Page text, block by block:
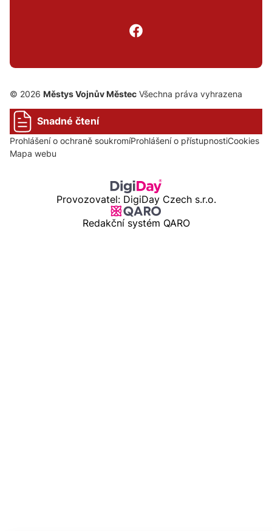
© 2026 Městys Vojnův Městec Všechna práva vyhrazena
Snadné čtení
Prohlášení o ochraně soukromíProhlášení o přístupnostiCookies
Mapa webu
Provozovatel: DigiDay Czech s.r.o.
Redakční systém QARO